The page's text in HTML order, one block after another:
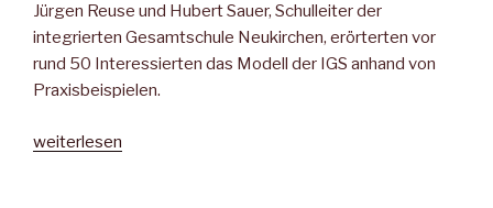
Jürgen Reuse und Hubert Sauer, Schulleiter der
integrierten Gesamtschule Neukirchen, erörterten vor
rund 50 Interessierten das Modell der IGS anhand von
Praxisbeispielen.
„„Ideale
weiterlesen